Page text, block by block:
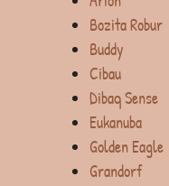
Bozita Robur
Buddy
Cibau
Dibaq Sense
Eukanuba
Golden Eagle
Grandorf